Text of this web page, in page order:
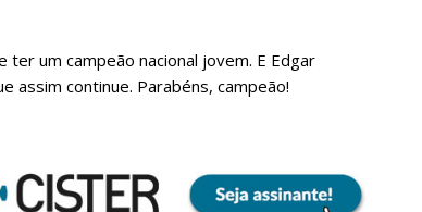
Região de Cister e ajude-nos a manter este serviço
um campeão nacional jovem. E Edgar
assim continue. Parabéns, campeão!